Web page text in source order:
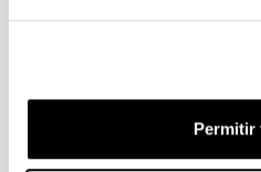
Permitir
06/08/2025. Resolución
CONVOCATORIA
Plazo de presentación cerrado: